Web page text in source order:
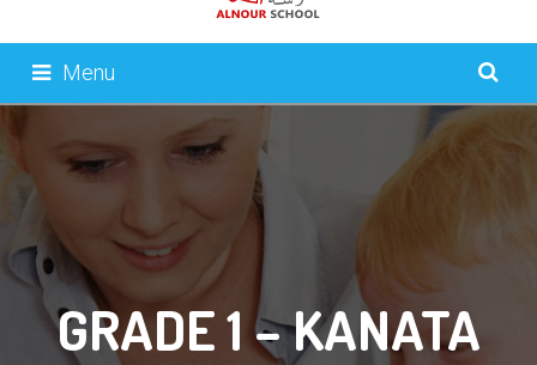
Menu
GRADE 1 – KANATA